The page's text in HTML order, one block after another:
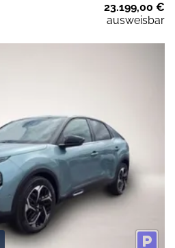
23.199,00 €
ausweisbar